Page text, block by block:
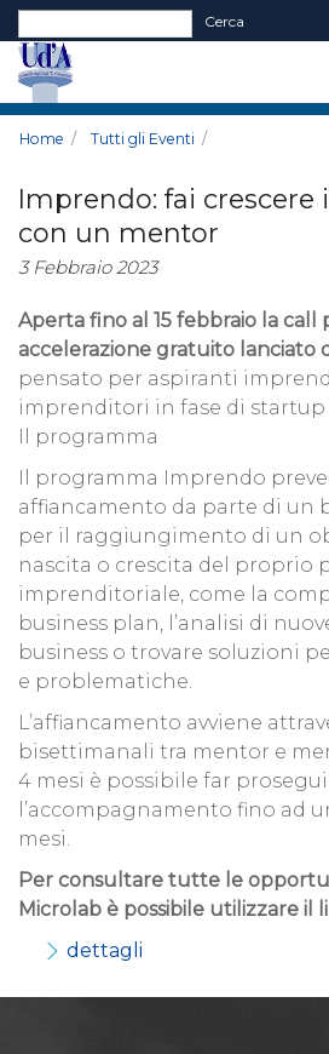
Form di ricerca
Cerca
Home Tutti gli Eventi
Imprendo: fai crescere
con un mentor
3 Febbraio 2023
Aperta fino al 15 febbraio la call
accelerazione gratuito lanciato
pensato per aspiranti
imprenditori in fase di startup
Il programma
Il programma Imprendo
affiancamento da parte di un
per il raggiungimento di un
nascita o crescita del proprio
imprenditoriale, come la
business plan, l’analisi di
business o trovare soluzioni
e problematiche.
L’affiancamento avviene
bisettimanali tra mentor e
4 mesi è possibile far
l’accompagnamento fino ad
mesi.
Per consultare tutte le
Microlab è possibile utilizzare il
dettagli